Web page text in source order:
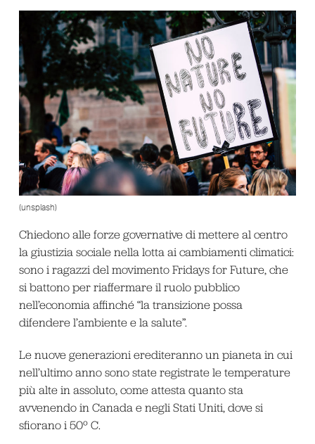
(unsplash)
Chiedono alle forze governative di mettere al centro
la giustizia sociale nella lotta ai cambiamenti climatici:
sono i ragazzi del movimento Fridays for Future, che
si battono per riaffermare il ruolo pubblico
nell’economia affinché “la transizione possa
difendere l’ambiente e la salute”.
Le nuove generazioni erediteranno un pianeta in cui
nell’ultimo anno sono state registrate le temperature
più alte in assoluto, come attesta quanto sta
avvenendo in Canada e negli Stati Uniti, dove si
sfiorano i 50º C.